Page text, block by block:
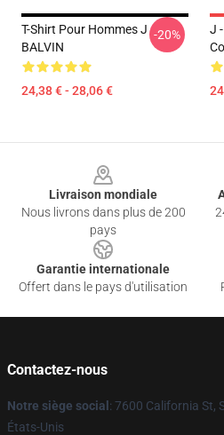
T-Shirt Pour Hommes J
BALVIN
24,38 € - 28,06 €
-20%
J
Livraison mondiale
Nous livrons dans plus de 200
pays
Garantie internationale
Offert dans le pays d'utilisation
Contactez-nous
Notre siège social : 7600 California St,
États-Unis